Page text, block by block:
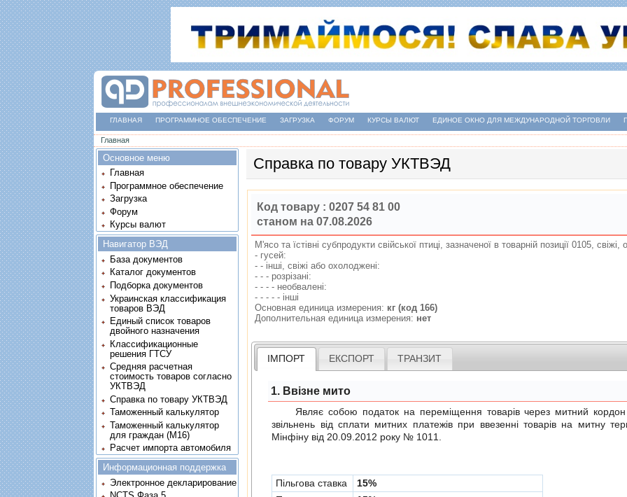
ГЛАВНАЯ ПРОГРАММНОЕ ОБЕСПЕЧЕНИЕ ЗАГРУЗКА ФОРУМ КУРСЫ ВАЛЮТ ЕДИНОЕ ОКНО ДЛЯ МЕЖДУНАРОДНОЙ ТОРГОВЛИ
Вы здесь
Главная
Справка по товару УКТВЭД
Код товару :0207 54 81 00
станом на 07.08.2026
М'ясо та їстiвнi субпродукти свiйської птицi, зазначеної в товарнiй позицiї 0105,
- гусей:
- - iншi, свiжi або охолодженi:
- - - розрiзанi:
- - - - необваленi:
- - - - - iншi
Основная единица измерения: кг (код 166)
Дополнительная единица измерения: нет
ІМПОРТ ЕКСПОРТ ТРАНЗИТ
1. Ввізне мито
Являє собою податок на переміщення товарів через митний кордон
звiльнень вiд сплати митних платежiв при ввезеннi товарiв на митну
Мінфіну від 20.09.2012 року № 1011
Пільгова ставка
15%
Основное меню
Главная
Программное обеспечение
Загрузка
Форум
Курсы валют
Навигатор ВЭД
База документов
Каталог документов
Подборка документов
Украинская классификация
товаров ВЭД
Единый список товаров
двойного назначения
Классификационные
решения ГТСУ
Средняя расчетная
стоимость товаров согласно
УКТВЭД
Справка по товару УКТВЭД
Таможенный калькулятор
Таможенный калькулятор
для граждан (M16)
Расчет импорта автомобиля
Информационная поддержка
Электронное декларирование